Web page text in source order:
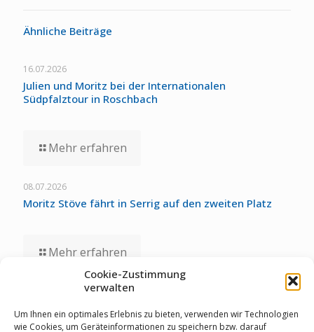
Cookie-Zustimmung
verwalten
Um Ihnen ein optimales Erlebnis zu bieten, verwenden wir Technologien
wie Cookies, um Geräteinformationen zu speichern bzw. darauf
Ähnliche Beiträge
16.07.2026
Julien und Moritz bei der Internationalen
Südpfalztour in Roschbach
Mehr erfahren
08.07.2026
Moritz Stöve fährt in Serrig auf den zweiten Platz
Mehr erfahren
Staubwolke-U17 zollt unglücklichen Umständen bei
Deutschen Meisterschaften Tribut